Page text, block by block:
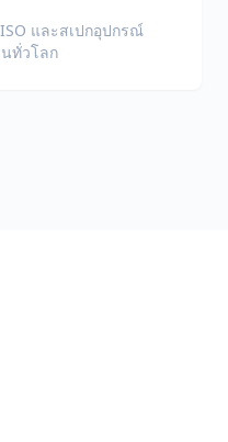
และสเปกอุปกรณ์
ทั่วโลก